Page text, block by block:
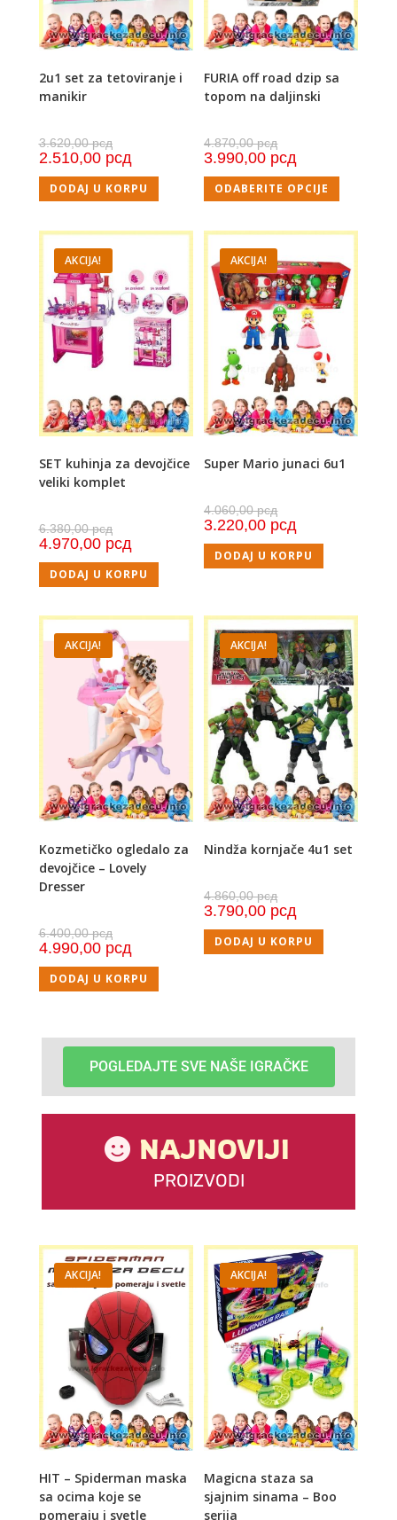
2u1 set za tetoviranje i
manikir
3.620,00рсд
2.510,00 рсд
DODAJ U KORPU
FURIA off road dzip sa
topom na daljinski
4.870,00рсд
3.990,00 рсд
ODABERITE OPCIJE
AKCIJA!
SET kuhinja za devojčice
veliki komplet
6.380,00рсд
4.970,00 рсд
DODAJ U KORPU
AKCIJA!
Super Mario junaci 6u1
4.060,00рсд
3.220,00 рсд
DODAJ U KORPU
AKCIJA!
Kozmetičko ogledalo za
devojčice – Lovely
Dresser
6.400,00рсд
4.990,00 рсд
DODAJ U KORPU
AKCIJA!
Nindža kornjače 4u1 set
4.860,00рсд
3.790,00 рсд
DODAJ U KORPU
POGLEDAJTE SVE NAŠE IGRAČKE
NAJNOVIJI
PROIZVODI
AKCIJA!
HIT – Spiderman maska
sa ocima koje se
pomeraju i svetle
AKCIJA!
Magicna staza sa
sjajnim sinama – Boo
serija